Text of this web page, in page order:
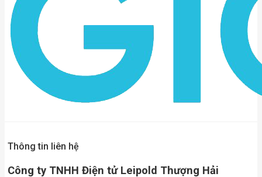
Thông tin liên hệ
Công ty TNHH Điện tử Leipold Thượng Hải